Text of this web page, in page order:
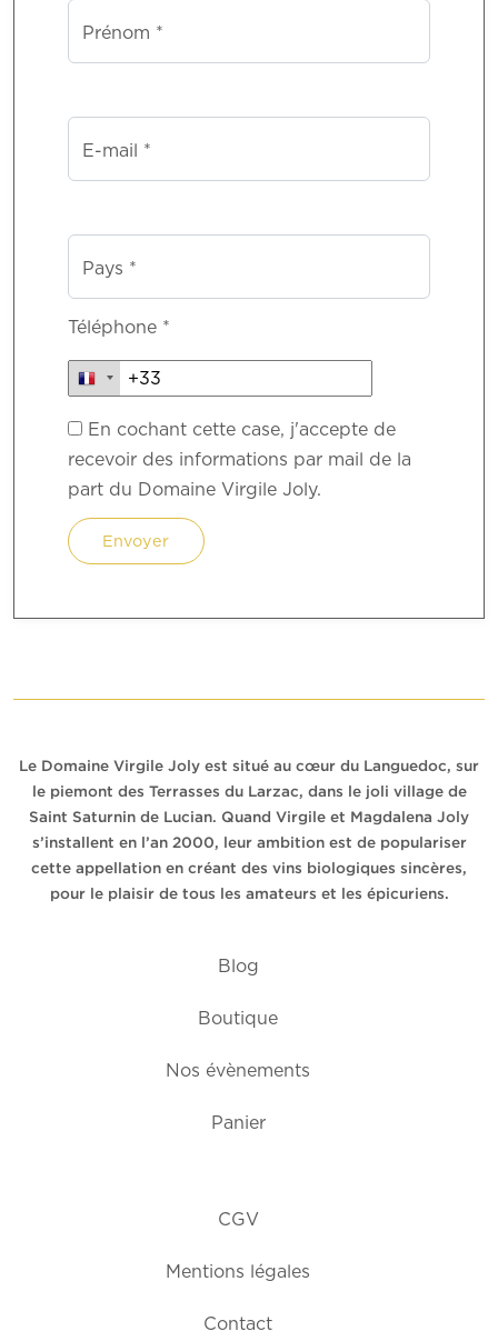
Prénom *
E-mail *
Pays *
Téléphone *
En cochant cette case, j'accepte de
recevoir des informations par mail de la
part du Domaine Virgile Joly.
Le Domaine Virgile Joly est situé au cœur du Languedoc, sur
le piemont des Terrasses du Larzac, dans le joli village de
Saint Saturnin de Lucian. Quand Virgile et Magdalena Joly
s’installent en l’an 2000, leur ambition est de populariser
cette appellation en créant des vins biologiques sincères,
pour le plaisir de tous les amateurs et les épicuriens.
Blog
Boutique
Nos évènements
Panier
CGV
Mentions légales
Contact